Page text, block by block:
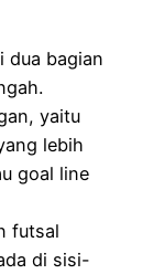
dua bagian
yaitu
lebih
goal line
futsal
di sisi-